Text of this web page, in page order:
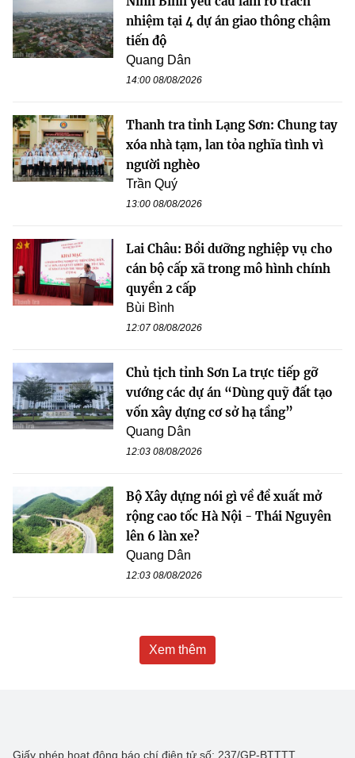
nhiệm tại 4 dự án giao thông chậm
tiến độ
Quang Dân
14:00 08/08/2026
Thanh tra tỉnh Lạng Sơn: Chung tay
xóa nhà tạm, lan tỏa nghĩa tình vì
người nghèo
Trần Quý
13:00 08/08/2026
Lai Châu: Bồi dưỡng nghiệp vụ cho
cán bộ cấp xã trong mô hình chính
quyền 2 cấp
Bùi Bình
12:07 08/08/2026
Chủ tịch tỉnh Sơn La trực tiếp gỡ
vướng các dự án “Dùng quỹ đất tạo
vốn xây dựng cơ sở hạ tầng”
Quang Dân
12:03 08/08/2026
Bộ Xây dựng nói gì về đề xuất mở
rộng cao tốc Hà Nội - Thái Nguyên
lên 6 làn xe?
Quang Dân
12:03 08/08/2026
Xem thêm
Giấy phép hoạt động báo chí điện tử số: 237/GP-BTTTT